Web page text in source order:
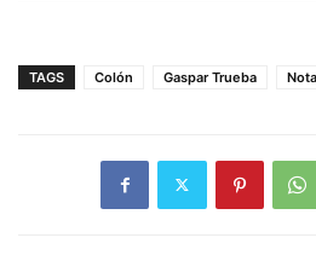
TAGS Colón Gaspar Trueba